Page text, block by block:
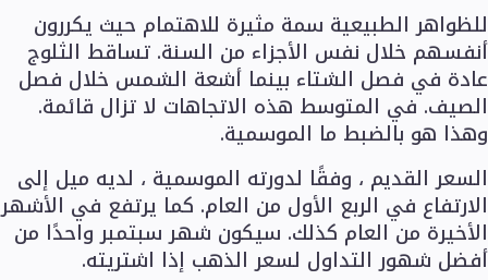
شريكًا
Ar
للظواهر الطبيعية سمة مثيرة للاهتمام حيث يكررون
أنفسهم خلال نفس الأجزاء من السنة. تساقط الثلوج
عادة في فصل الشتاء بينما أشعة الشمس خلال فصل
الصيف. في المتوسط هذه الاتجاهات لا تزال قائمة.
وهذا هو بالضبط ما الموسمية.
السعر القديم ، وفقًا لدورته الموسمية ، لديه ميل إلى
الارتفاع في الربع الأول من العام. كما يرتفع في الأشهر
الأخيرة من العام كذلك. سيكون شهر سبتمبر واحدًا من
أفضل شهور التداول لسعر الذهب إذا اشتريته.